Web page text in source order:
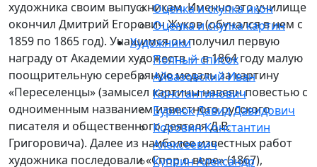
Оценка и скупка икон
Оценка и скупка картин
Художники
Полный список
Айвазовский Иван
Константинович
Бурлюк Давид Давидович
Коровин Константин
Алексеевич
Куприн Александр
художника своим выпускникам. Именно это училище
окончил Дмитрий Егорович Жуков (обучался в нем с
1859 по 1865 год). Учащимся он получил первую
награду от Академии художеств — в 1864 году малую
поощрительную серебряную медаль за картину
«Переселенцы» (замысел картины навеян повестью с
одноименным названием известного русского
писателя и общественного деятеля Д.В.
Григоровича). Далее из наиболее известных работ
художника последовали «Спор о вере» (1867),